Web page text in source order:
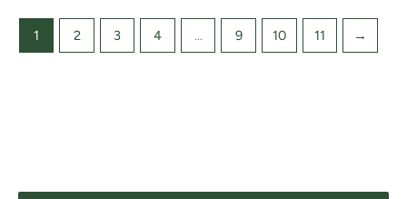
1 2 3 4 … 9 10 11 →